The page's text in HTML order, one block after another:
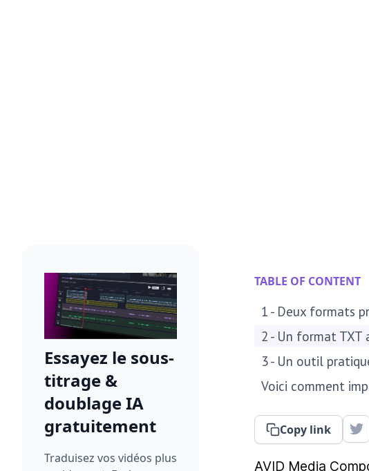
Essayez le sous-
titrage &
doublage IA
gratuitement
Traduisez vos vidéos plus
TABLE OF CONTENT
1 - Deux formats
2 - Un format
3 - Un outil
Voici comment
Copy link
AVID Media